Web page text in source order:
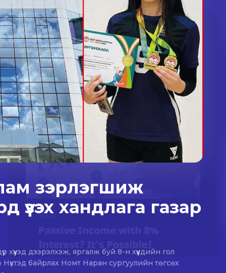
зэрлэгшиж
үзэх хандлага газар
дээрэлхэж, яргалж буй 8-н хүүхдийн гол
байрлах Номт Наран сургуулийн төгсөх